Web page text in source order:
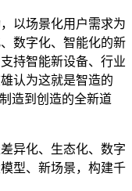
以场景化用户需求为
数字化、智能化的新
持智能新设备、行业
认为这就是智造的
造到创造的全新道
异化、生态化、数字
型、新场景，构建千